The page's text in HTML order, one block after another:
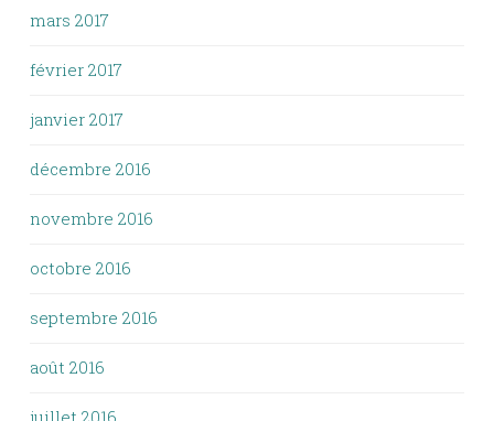
mars 2017
février 2017
janvier 2017
décembre 2016
novembre 2016
octobre 2016
septembre 2016
août 2016